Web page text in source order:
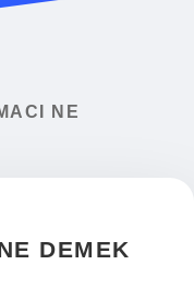
NE
DEMEK